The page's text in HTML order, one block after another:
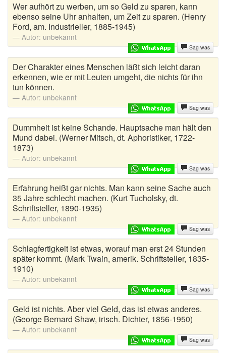
Wer aufhört zu werben, um so Geld zu sparen, kann
ebenso seine Uhr anhalten, um Zeit zu sparen. (Henry
Ford, am. Industrieller, 1885-1945)
Autor: unbekannt
Sag was
Der Charakter eines Menschen läßt sich leicht daran
erkennen, wie er mit Leuten umgeht, die nichts für ihn
tun können.
Autor: unbekannt
Sag was
Dummheit ist keine Schande. Hauptsache man hält den
Mund dabei. (Werner Mitsch, dt. Aphoristiker, 1722-
1873)
Autor: unbekannt
Sag was
Erfahrung heißt gar nichts. Man kann seine Sache auch
35 Jahre schlecht machen. (Kurt Tucholsky, dt.
Schriftsteller, 1890-1935)
Autor: unbekannt
Sag was
Schlagfertigkeit ist etwas, worauf man erst 24 Stunden
später kommt. (Mark Twain, amerik. Schriftsteller, 1835-
1910)
Autor: unbekannt
Sag was
Geld ist nichts. Aber viel Geld, das ist etwas anderes.
(George Bernard Shaw, irisch. Dichter, 1856-1950)
Autor: unbekannt
Sag was